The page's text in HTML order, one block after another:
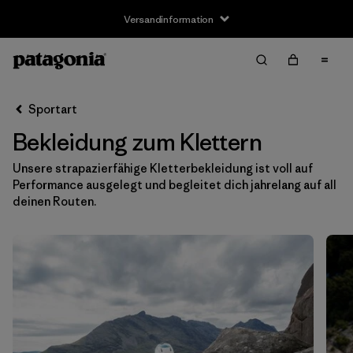
Versandinformation
Filter by
Größe
XS (132)
M
L
Sportart
Bekleidung zum Klettern
Unsere strapazierfähige Kletterbekleidung ist voll auf
Performance ausgelegt und begleitet dich jahrelang auf all
deinen Routen.